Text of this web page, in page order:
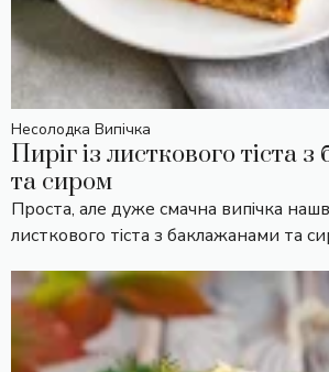
Несолодка Випічка
Пиріг із листкового тіста
та сиром
Проста, але дуже смачна випічка
листкового тіста з баклажанами та